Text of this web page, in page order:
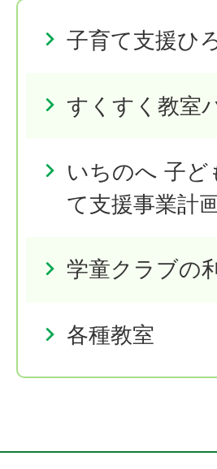
子育て支援ひ
すくすく教室
いちのへ 子ど
て支援事業計
学童クラブの
各種教室